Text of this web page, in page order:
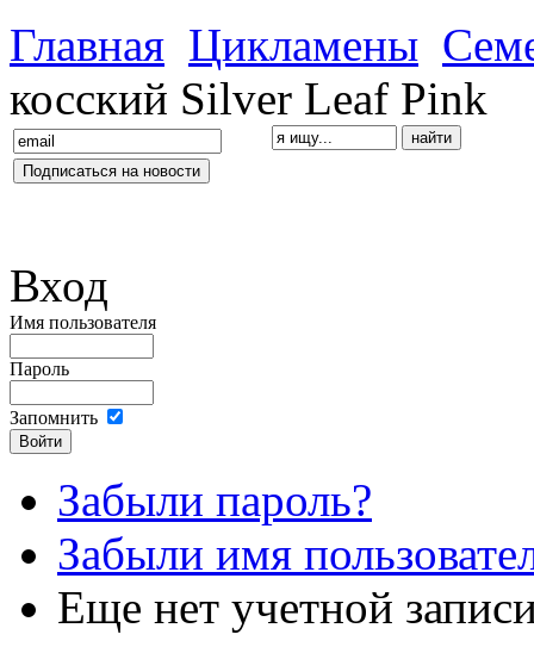
Главная Цикламены
косский Silver Leaf Pink
Вход
Имя пользователя
Пароль
Запомнить
Забыли пароль?
Забыли имя
Еще нет учетной